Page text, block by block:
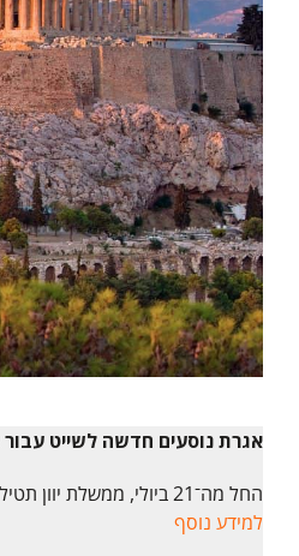
אגרת נוסעים חדשה לשייט עבור
החל מה־21 ביולי, ממשלת יוון תטיל אגרת נוסעים חדשה על הפלגות. אגרה זו חלה על כל האורחים, ללא קשר לגיל, היורדים מכלי השיט בכל נמל ביוון – בין אם במסגרת סיור מאורגן ובין אם בטיול עצמאי.
למידע נוסף